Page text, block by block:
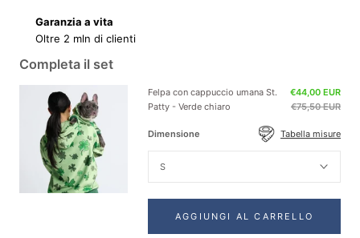
Garanzia a vita
Oltre 2 mln di clienti
Completa il set
Felpa con cappuccio umana St.
Patty - Verde chiaro
€44,00 EUR
€75,50 EUR
Dimensione Tabella misure
S
AGGIUNGI AL CARRELLO